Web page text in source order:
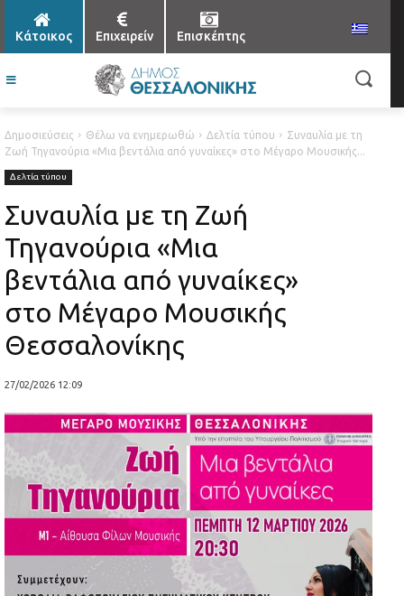
Κάτοικος Επιχειρείν Επισκέπτης
Δημοσιεύσεις Θέλω να ενημερωθώ Δελτία τύπου
Συναυλία με τη
Ζωή Τηγανούρια «Μια βεντάλια από γυναίκες» στο Μέγαρο Μουσικής...
Δελτία τύπου
Συναυλία με τη Ζωή
Τηγανούρια «Μια
βεντάλια από γυναίκες»
στο Μέγαρο Μουσικής
Θεσσαλονίκης
27/02/2026 12:09